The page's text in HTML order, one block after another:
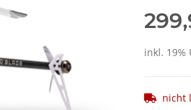
inkl. 19%
nicht